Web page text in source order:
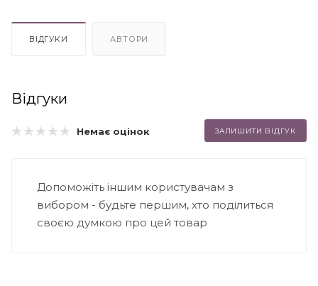
ВІДГУКИ АВТОРИ
Відгуки
Немає оцінок ЗАЛИШИТИ ВІДГУК
Допоможіть іншим користувачам з
вибором - будьте першим, хто поділиться
своєю думкою про цей товар